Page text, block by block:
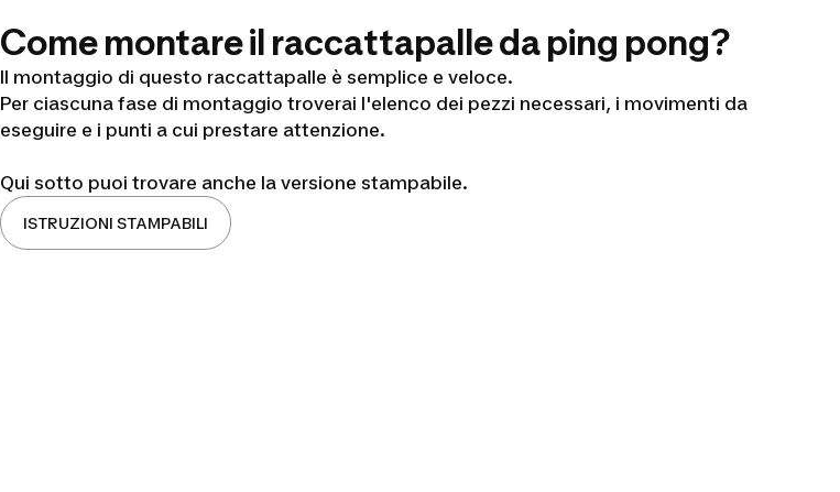
Come montare il raccattapalle da ping pong?
Il montaggio di questo raccattapalle è semplice e veloce.
Per ciascuna fase di montaggio troverai l'elenco dei pezzi necessari, i movimenti da
eseguire e i punti a cui prestare attenzione.
Qui sotto puoi trovare anche la versione stampabile.
ISTRUZIONI STAMPABILI